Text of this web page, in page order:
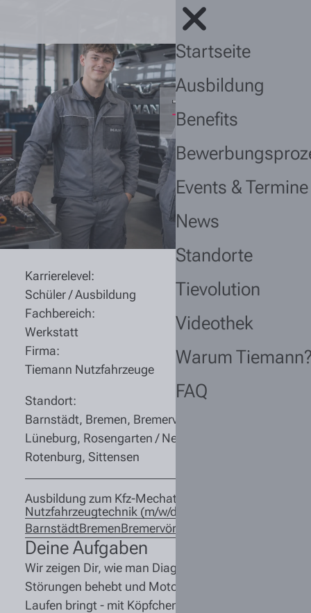
Startseite
Ausbildung
Benefits
Events & Termine
News
Standorte
Tievolution
Videothek
Warum
FAQ
Karrierelevel:
Schüler / Ausbildung
Fachbereich:
Werkstatt
Firma:
Tiemann Nutzfahrzeuge
Standort:
Barnstädt, Bremen, Bremervörde,
Lüneburg, Rosengarten / Nenndorf,
Rotenburg, Sittensen
Ausbildung zum Kfz-Mechatroniker
Nutzfahrzeugtechnik (m/w/d) 2027
BarnstädtBremenBremervörde
Deine Aufgaben
Wir zeigen Dir, wie man Diagnosesysteme nutzt,
Störungen behebt und Motoren wieder zum
Laufen bringt - mit Köpfchen, Werkzeug und